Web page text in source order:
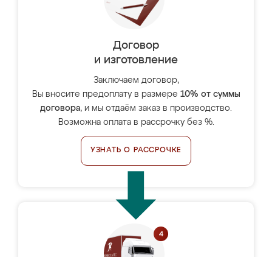
Договор
и изготовление
Заключаем договор,
Вы вносите предоплату в размере 10% от суммы
договора, и мы отдаём заказ в производство.
Возможна оплата в рассрочку без %.
УЗНАТЬ О РАССРОЧКЕ